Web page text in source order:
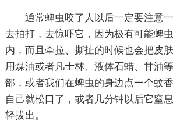
通常蜱虫咬了人以后一定要注意
去拍打，去惊吓它，因为极有可能蜱
内，而且牵拉、撕扯的时候也会把皮
用煤油或者凡士林、液体石蜡、甘油
部，或者我们在蜱虫的身边点一个蚊
自己就松口了，或者几分钟以后它窒
轻拔出。